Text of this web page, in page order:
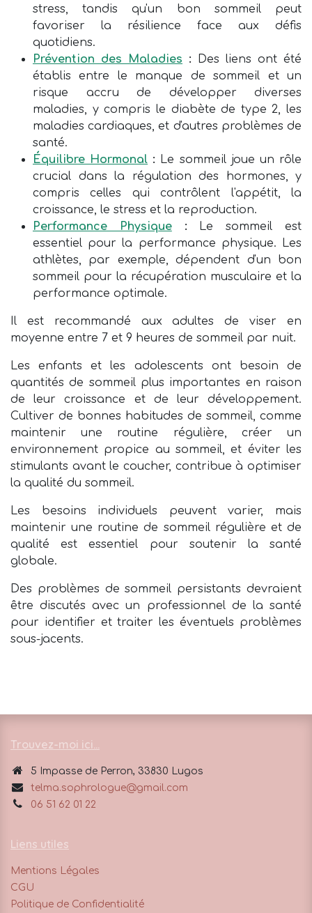
stress, tandis qu'un bon sommeil peut
favoriser la résilience face aux défis
quotidiens.
Prévention des Maladies : Des liens ont été
établis entre le manque de sommeil et un
risque accru de développer diverses
maladies, y compris le diabète de type 2, les
maladies cardiaques, et d'autres problèmes de
santé.
Équilibre Hormonal : Le sommeil joue un rôle
crucial dans la régulation des hormones, y
compris celles qui contrôlent l'appétit, la
croissance, le stress et la reproduction.
Performance Physique: Le sommeil est
essentiel pour la performance physique. Les
athlètes, par exemple, dépendent d'un bon
sommeil pour la récupération musculaire et la
performance optimale.
Il est recommandé aux adultes de viser en
moyenne entre 7 et 9 heures de sommeil par nuit.
Les enfants et les adolescents ont besoin de
quantités de sommeil plus importantes en raison
de leur croissance et de leur développement.
Cultiver de bonnes habitudes de sommeil, comme
maintenir une routine régulière, créer un
environnement propice au sommeil, et éviter les
stimulants avant le coucher, contribue à optimiser
la qualité du sommeil.
Les besoins individuels peuvent varier, mais
maintenir une routine de sommeil régulière et de
qualité est essentiel pour soutenir la santé
globale.
Des problèmes de sommeil persistants devraient
être discutés avec un professionnel de la santé
pour identifier et traiter les éventuels problèmes
sous-jacents.
Trouvez-moi ici...
5 Impasse de Perron, 33830 Lugos​
telma.sophrologue@gmail.com
06 51 62 01 22
Liens utiles
Mentions Légales
CGU
Politique de Confidentialité